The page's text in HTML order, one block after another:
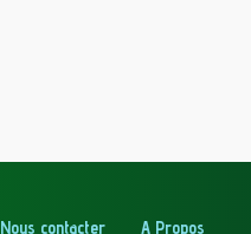
Nous contacter A Propos